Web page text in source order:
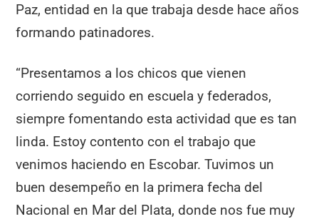
Paz, entidad en la que trabaja desde hace años
formando patinadores.
“Presentamos a los chicos que vienen
corriendo seguido en escuela y federados,
siempre fomentando esta actividad que es tan
linda. Estoy contento con el trabajo que
venimos haciendo en Escobar. Tuvimos un
buen desempeño en la primera fecha del
Nacional en Mar del Plata, donde nos fue muy